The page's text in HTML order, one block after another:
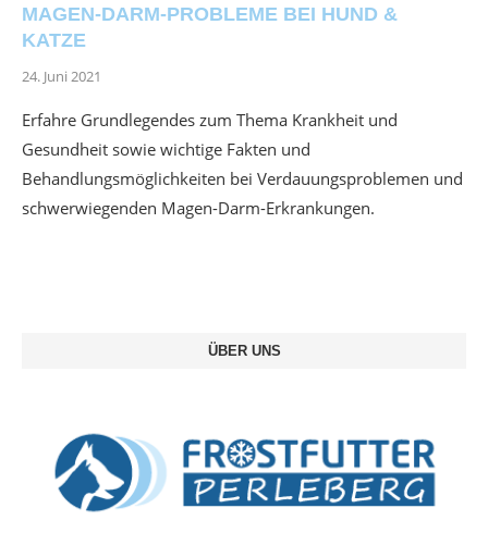
MAGEN-DARM-PROBLEME BEI HUND &
KATZE
24. Juni 2021
Erfahre Grundlegendes zum Thema Krankheit und
Gesundheit sowie wichtige Fakten und
Behandlungsmöglichkeiten bei Verdauungsproblemen und
schwerwiegenden Magen-Darm-Erkrankungen.
ÜBER UNS